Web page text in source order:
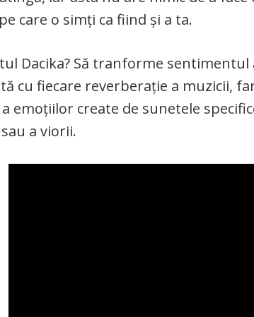
care o simți ca fiind și a ta.
Dacika? Să tranforme sentimentul
cu fiecare reverberație a muzicii,
emoțiilor create de sunetele
a viorii.